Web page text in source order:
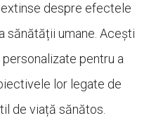
despre efectele
sănătății umane. Acești
pentru a
lor legate de
de viață sănătos.